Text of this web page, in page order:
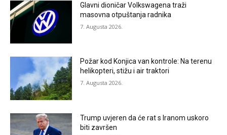
Glavni dioničar Volkswagena traži
masovna otpuštanja radnika
7. Augusta 2026.
Požar kod Konjica van kontrole: Na terenu
helikopteri, stižu i air traktori
7. Augusta 2026.
Trump uvjeren da će rat s Iranom uskoro
biti završen